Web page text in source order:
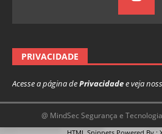
PRIVACIDADE
Acesse a página dePrivacidadee veja
@ MindSec Segurança e